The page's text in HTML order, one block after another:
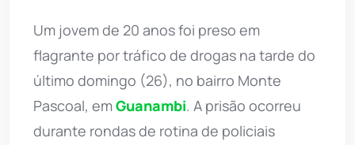
Um jovem de 20 anos foi preso em
flagrante por tráfico de drogas na tarde do
último domingo (26), no bairro Monte
Pascoal, emGuanambi. A prisão ocorreu
durante rondas de rotina de policiais